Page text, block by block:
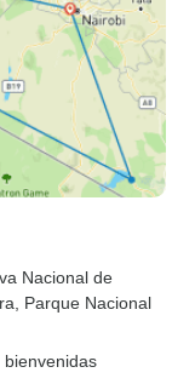
Nacional de
, Parque Nacional
bienvenidas